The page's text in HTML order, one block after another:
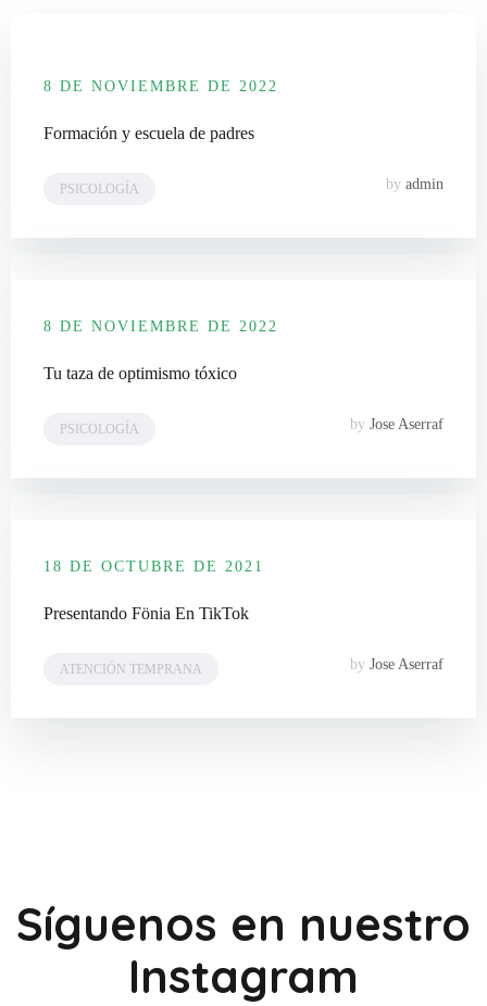
8 DE NOVIEMBRE DE 2022
Formación y escuela de padres
PSICOLOGÍA by admin
8 DE NOVIEMBRE DE 2022
Tu taza de optimismo tóxico
PSICOLOGÍA by Jose Aserraf
18 DE OCTUBRE DE 2021
Presentando Fönia En TikTok
ATENCIÓN TEMPRANA by Jose Aserraf
Síguenos en nuestro
Instagram